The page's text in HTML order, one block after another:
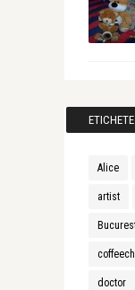
ETICHETE
Alice
artist
doctor